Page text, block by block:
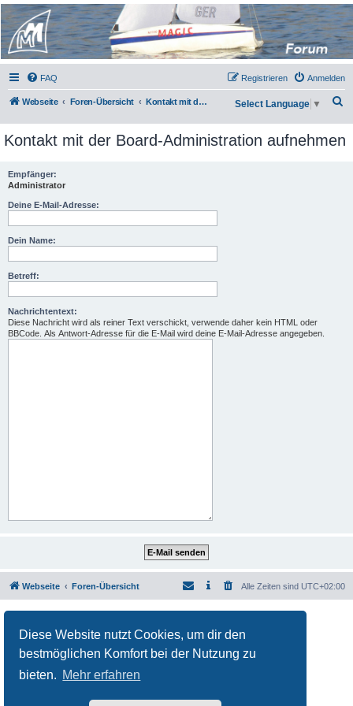
Diese Website nutzt Cookies, um dir den
bestmöglichen Komfort bei der Nutzung zu
bieten. Mehr erfahren
Micro Magic Forum
Deutschland
FAQ Anmelden
Registrieren
Webseite Foren-Übersicht Kontakt mit der Board-Administration aufnehmen
c
Select Language ▼
Kontakt mit der Board-Administration aufnehmen
Empfänger:
Administrator
Deine E-Mail-Adresse:
Dein Name:
Betreff:
Nachrichtentext:
Diese Nachricht wird als reiner Text verschickt, verwende daher kein HTML oder
BBCode. Als Antwort-Adresse für die E-Mail wird deine E-Mail-Adresse angegeben.
Webseite Foren-Übersicht Alle Zeiten sind UTC+02:00
Deutsche Übersetzung durchphpBB.de
Nutzungsbedingungen